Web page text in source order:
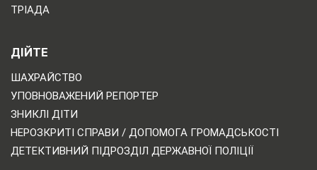
ТРІАДА
ДІЙТЕ
ШАХРАЙСТВО
УПОВНОВАЖЕНИЙ РЕПОРТЕР
ЗНИКЛІ ДІТИ
НЕРОЗКРИТІ СПРАВИ / ДОПОМОГА ГРОМАДСЬКОСТІ
ДЕТЕКТИВНИЙ ПІДРОЗДІЛ ДЕРЖАВНОЇ ПОЛІЦІЇ